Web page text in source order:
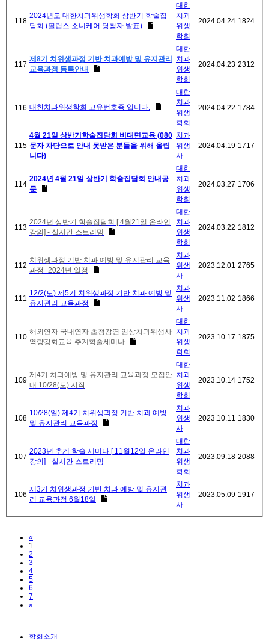
118
2024년도 대한치과위생학회 상반기 학술집
담회 (필립스 소니케어 당첨자 발표)
대한
치과
위생
학회
2024.04.24 1824
117
제8기 치위생과정 기반 치과예방 및 유지관리
교육과정 등록안내
대한
치과
위생
학회
2024.04.23 2312
116 대한치과위생학회 고유번호증 입니다.
대한
치과
위생
학회
2024.04.22 1784
115
4월 21일 상반기학술집담회 비대면교육 (080
문자 차단으로 안내 못받은 분들을 위해 올립
니다)
치과
위생
사
2024.04.19 1717
114
2024년 4월 21일 상반기 학술집담회 안내공
문
대한
치과
위생
학회
2024.03.27 1706
113
2024년 상반기 학술집담회 [ 4월21일 온라인
강의] - 실시간 스트리밍
대한
치과
위생
학회
2024.03.22 1812
112
치위생과정 기반 치과 예방 및 유지관리 교육
과정_2024년 일정
치과
위생
사
2023.12.01 2765
111
12/2(토) 제5기 치위생과정 기반 치과 예방 및
유지관리 교육과정
치과
위생
사
2023.11.02 1866
110
해외연자 국내연자 초청강연 임상치과위생사
역량강화교육 추계학술세미나
대한
치과
위생
학회
2023.10.17 1875
109
제4기 치과예방 및 유지관리 교육과정 모집안
내 10/28(토) 시작
대한
치과
위생
학회
2023.10.14 1752
108
10/28(일) 제4기 치위생과정 기반 치과 예방
및 유지관리 교육과정
치과
위생
사
2023.10.11 1830
107
2023년 추계 학술 세미나 [ 11월12일 온라인
강의] - 실시간 스트리밍
대한
치과
위생
학회
2023.09.18 2088
106
제3기 치위생과정 기반 치과 예방 및 유지관
리 교육과정 6월18일
치과
위생
사
2023.05.09 1917
«
1
2
3
4
5
6
7
»Next
학회소개